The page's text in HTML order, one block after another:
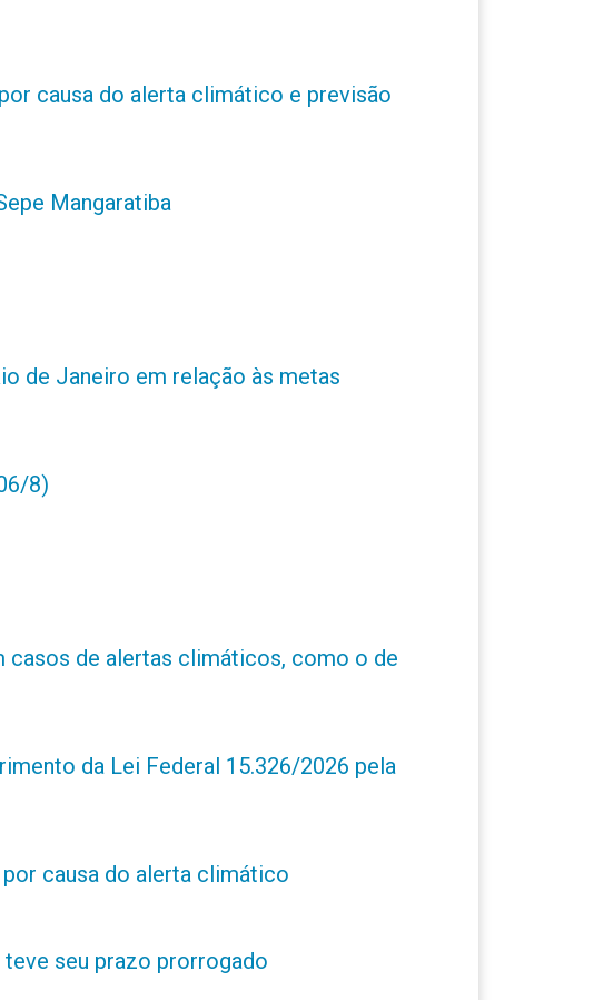
causa do alerta climático e previsão
Mangaratiba
de Janeiro em relação às metas
8)
de alertas climáticos, como o de
da Lei Federal 15.326/2026 pela
causa do alerta climático
seu prazo prorrogado